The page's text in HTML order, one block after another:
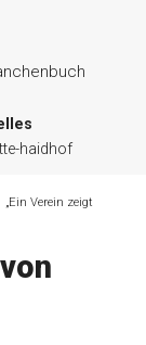
haidhof
kallmünz
Speisekarte
nun
&
„Ein Verein zeigt